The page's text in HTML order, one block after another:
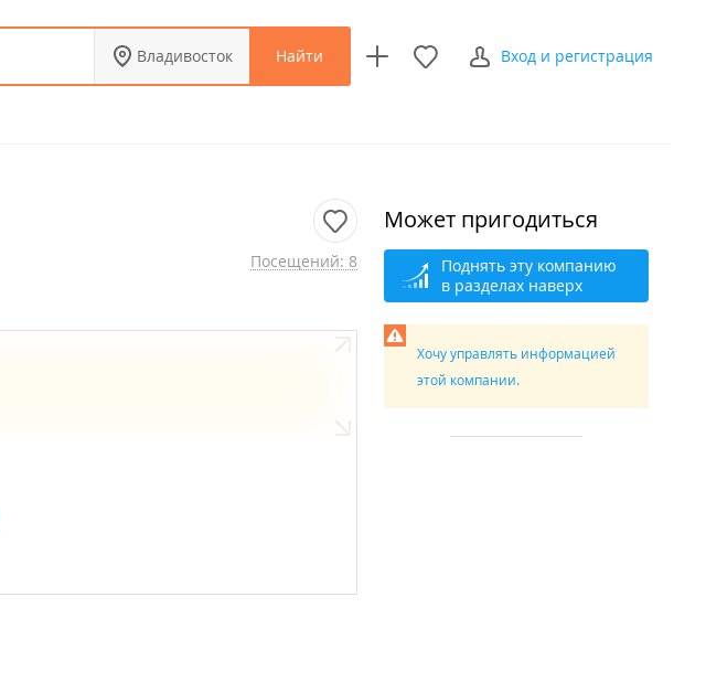
Владивосток Найти Вход и регистрация
Посещений: 8
Может пригодиться
Поднять эту компанию
в разделах наверх
Хочу управлять информацией
этой компании.